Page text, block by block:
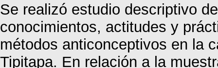
Se realizó estudio descriptivo
conocimientos, actitudes y
métodos anticonceptivos en la
Tipitapa. En relación a la